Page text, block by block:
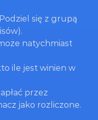
się z grupą
natychmiast
ile jest winien w
przez
jako rozliczone.